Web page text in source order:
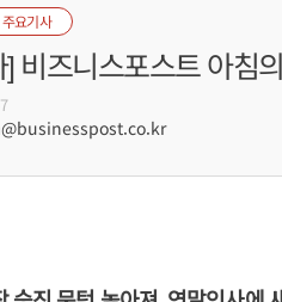
요기사
비즈니스포스트 아침